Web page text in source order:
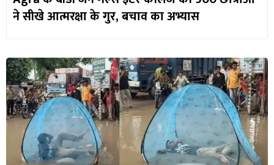
ने सीखे आत्मरक्षा के गुर, बचाव का अभ्यास